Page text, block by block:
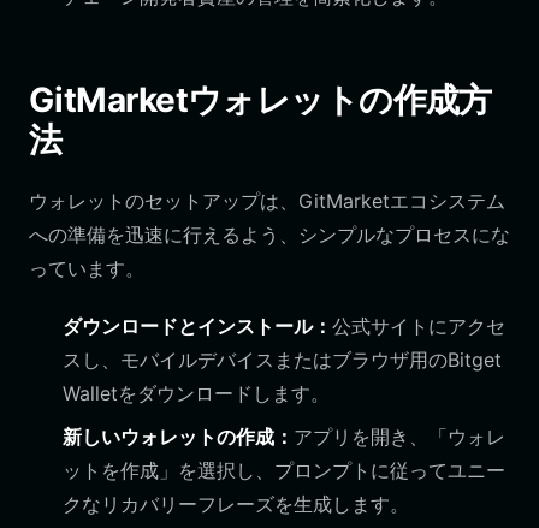
GitMarketウォレットの作成方
法
ウォレットのセットアップは、GitMarketエコシステム
への準備を迅速に行えるよう、シンプルなプロセスにな
っています。
ダウンロードとインストール： 公式サイトにアクセ
スし、モバイルデバイスまたはブラウザ用のBitget
Walletをダウンロードします。
新しいウォレットの作成： アプリを開き、「ウォレ
ットを作成」を選択し、プロンプトに従ってユニー
クなリカバリーフレーズを生成します。